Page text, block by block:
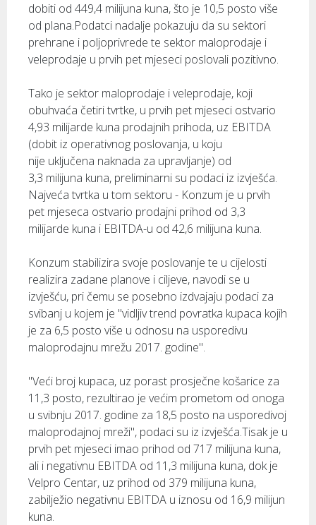
dobiti od 449,4 milijuna kuna, što je 10,5 posto više
od plana.Podatci nadalje pokazuju da su sektori
prehrane i poljoprivrede te sektor maloprodaje i
veleprodaje u prvih pet mjeseci poslovali pozitivno.
Tako je sektor maloprodaje i veleprodaje, koji
obuhvaća četiri tvrtke, u prvih pet mjeseci ostvario
4,93 milijarde kuna prodajnih prihoda, uz EBITDA
(dobit iz operativnog poslovanja, u koju
nije uključena naknada za upravljanje) od
3,3 milijuna kuna, preliminarni su podaci iz izvješća.
Najveća tvrtka u tom sektoru - Konzum je u prvih
pet mjeseca ostvario prodajni prihod od 3,3
milijarde kuna i EBITDA-u od 42,6 milijuna kuna.
Konzum stabilizira svoje poslovanje te u cijelosti
realizira zadane planove i ciljeve, navodi se u
izvješću, pri čemu se posebno izdvajaju podaci za
svibanj u kojem je "vidljiv trend povratka kupaca kojih
je za 6,5 posto više u odnosu na usporedivu
maloprodajnu mrežu 2017. godine".
"Veći broj kupaca, uz porast prosječne košarice za
11,3 posto, rezultirao je većim prometom od onoga
u svibnju 2017. godine za 18,5 posto na usporedivoj
maloprodajnoj mreži", podaci su iz izvješća.Tisak je u
prvih pet mjeseci imao prihod od 717 milijuna kuna,
ali i negativnu EBITDA od 11,3 milijuna kuna, dok je
Velpro Centar, uz prihod od 379 milijuna kuna,
zabilježio negativnu EBITDA u iznosu od 16,9 milijun
kuna.